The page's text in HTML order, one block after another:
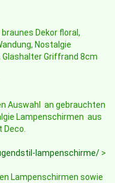
Dekor floral,
Nostalgie
Glashalter Griffrand 8cm
Auswahl an gebrauchten
Lampenschirmen aus
Deco.
lampenschirme/ >
Lampenschirmen sowie